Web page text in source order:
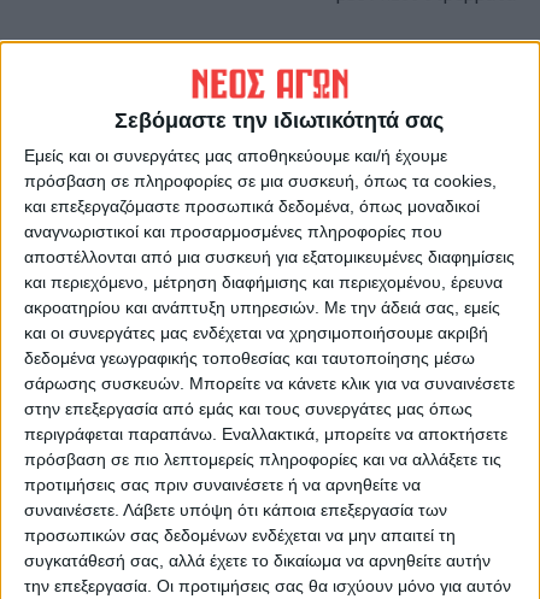
Σεβόμαστε την ιδιωτικότητά σας
Εμείς και οι συνεργάτες μας αποθηκεύουμε και/ή έχουμε
πρόσβαση σε πληροφορίες σε μια συσκευή, όπως τα cookies,
και επεξεργαζόμαστε προσωπικά δεδομένα, όπως μοναδικοί
αναγνωριστικοί και προσαρμοσμένες πληροφορίες που
αποστέλλονται από μια συσκευή για εξατομικευμένες διαφημίσεις
και περιεχόμενο, μέτρηση διαφήμισης και περιεχομένου, έρευνα
ακροατηρίου και ανάπτυξη υπηρεσιών. Με την άδειά σας, εμείς
και οι συνεργάτες μας ενδέχεται να χρησιμοποιήσουμε ακριβή
δεδομένα γεωγραφικής τοποθεσίας και ταυτοποίησης μέσω
σάρωσης συσκευών. Μπορείτε να κάνετε κλικ για να συναινέσετε
στην επεξεργασία από εμάς και τους συνεργάτες μας όπως
περιγράφεται παραπάνω. Εναλλακτικά, μπορείτε να αποκτήσετε
πρόσβαση σε πιο λεπτομερείς πληροφορίες και να αλλάξετε τις
προτιμήσεις σας πριν συναινέσετε ή να αρνηθείτε να
συναινέσετε. Λάβετε υπόψη ότι κάποια επεξεργασία των
προσωπικών σας δεδομένων ενδέχεται να μην απαιτεί τη
συγκατάθεσή σας, αλλά έχετε το δικαίωμα να αρνηθείτε αυτήν
την επεξεργασία. Οι προτιμήσεις σας θα ισχύουν μόνο για αυτόν
ΝΕΟΣ ΑΓΩΝ
https://neosagon.gr
Η Αρχαιότερη Καθημερινή Πρωινή Εφημερίδα της Καρδίτσας
ΠΑΡΟΜΟΙΑ ΑΡΘΡΑ